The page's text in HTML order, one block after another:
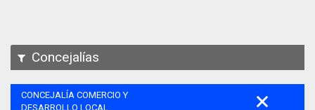
Concejalías
CONCEJALÍA COMERCIO Y
DESARROLLO LOCAL